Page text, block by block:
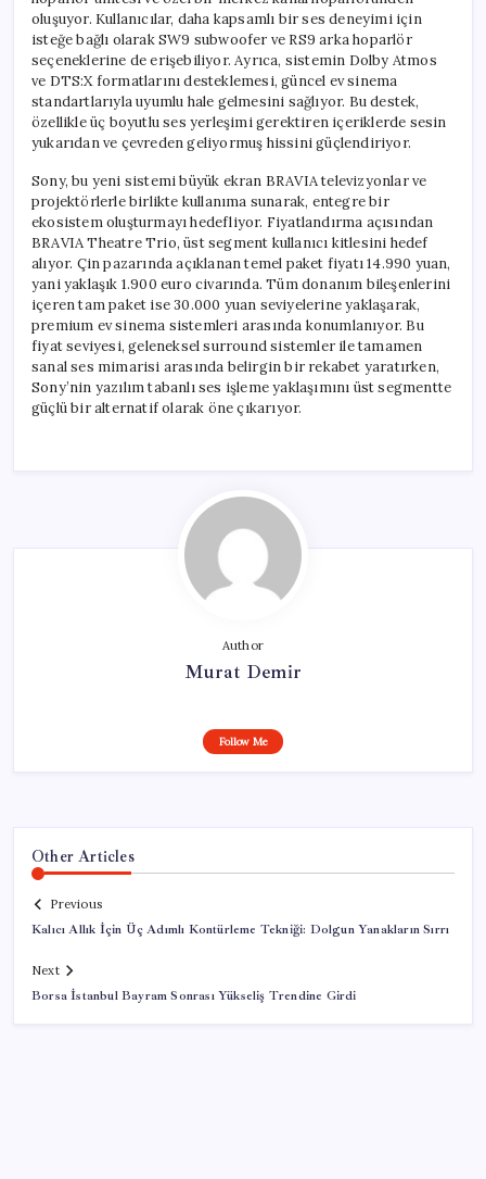
oluşuyor. Kullanıcılar, daha kapsamlı bir ses deneyimi için
isteğe bağlı olarak SW9 subwoofer ve RS9 arka hoparlör
seçeneklerine de erişebiliyor. Ayrıca, sistemin Dolby Atmos
ve DTS:X formatlarını desteklemesi, güncel ev sinema
standartlarıyla uyumlu hale gelmesini sağlıyor. Bu destek,
özellikle üç boyutlu ses yerleşimi gerektiren içeriklerde sesin
yukarıdan ve çevreden geliyormuş hissini güçlendiriyor.
Sony, bu yeni sistemi büyük ekran BRAVIA televizyonlar ve
projektörlerle birlikte kullanıma sunarak, entegre bir
ekosistem oluşturmayı hedefliyor. Fiyatlandırma açısından
BRAVIA Theatre Trio, üst segment kullanıcı kitlesini hedef
alıyor. Çin pazarında açıklanan temel paket fiyatı 14.990 yuan,
yani yaklaşık 1.900 euro civarında. Tüm donanım bileşenlerini
içeren tam paket ise 30.000 yuan seviyelerine yaklaşarak,
premium ev sinema sistemleri arasında konumlanıyor. Bu
fiyat seviyesi, geleneksel surround sistemler ile tamamen
sanal ses mimarisi arasında belirgin bir rekabet yaratırken,
Sony’nin yazılım tabanlı ses işleme yaklaşımını üst segmentte
güçlü bir alternatif olarak öne çıkarıyor.
Author
Murat Demir
Follow Me
Other Articles
Previous
Kalıcı Allık İçin Üç Adımlı Kontürleme Tekniği: Dolgun Yanakların Sırrı
Next
Borsa İstanbul Bayram Sonrası Yükseliş Trendine Girdi